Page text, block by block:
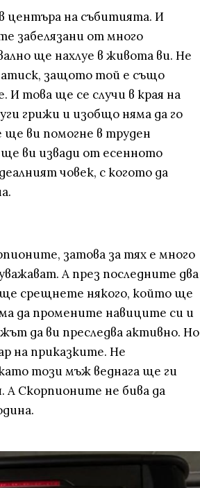
центъра на събитията. И
забелязани от много
ще нахлуе в живота ви. Не
защото той е също
И това ще се случи в края на
грижи и изобщо няма да го
ще ви помогне в труден
ви извади от есенното
човек, с когото да
затова за тях е много
А през последните два
ще срещнете някого, който ще
да промените навиците си и
да ви преследва активно. Но
на приказките. Не
този мъж веднага ще ги
А Скорпионите не бива да